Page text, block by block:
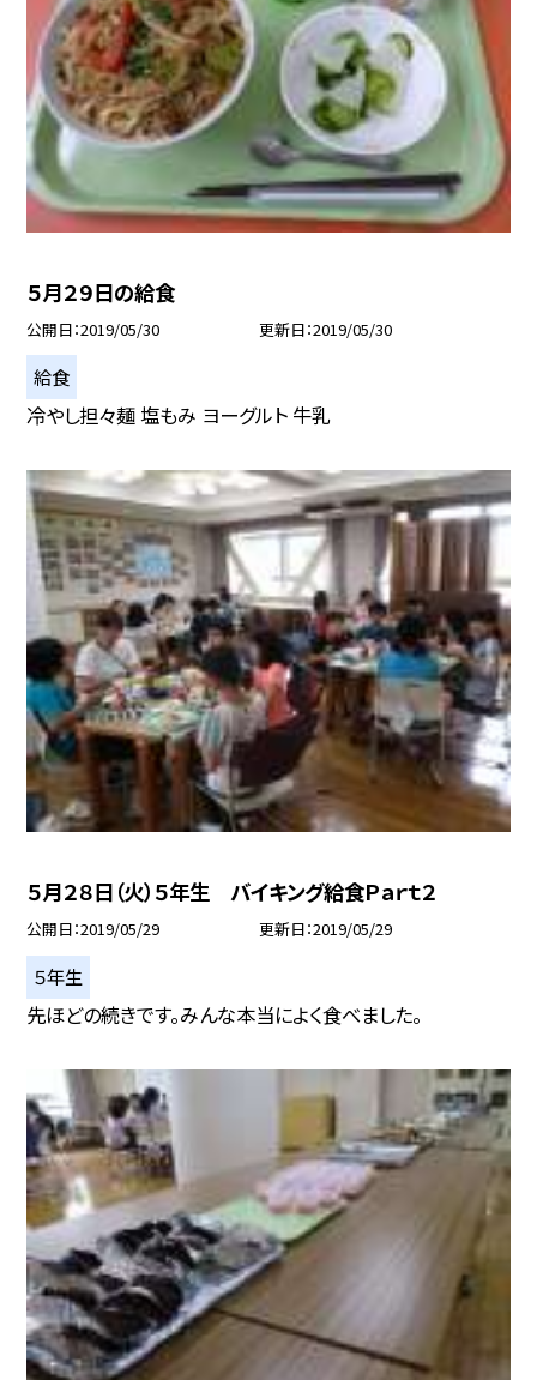
５月２９日の給食
公開日 2019/05/30 更新日 2019/05/30
給食
冷やし担々麺 塩もみ ヨーグルト 牛乳
５月２８日（火）５年生 バイキング給食Ｐａｒｔ２
公開日 2019/05/29 更新日 2019/05/29
５年生
先ほどの続きです。みんな本当によく食べました。